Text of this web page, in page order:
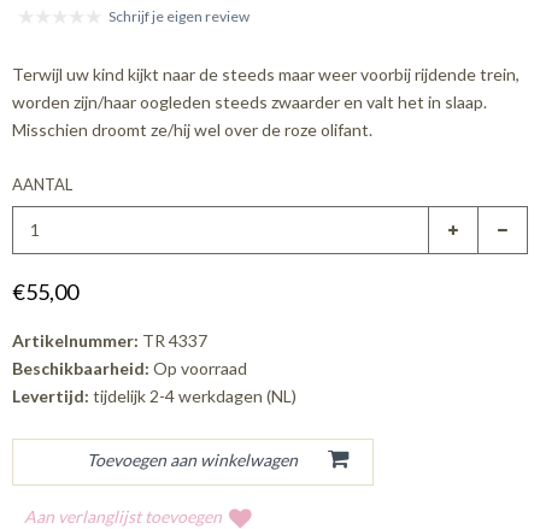
Schrijf je eigen review
Terwijl uw kind kijkt naar de steeds maar weer voorbij rijdende trein,
worden zijn/haar oogleden steeds zwaarder en valt het in slaap.
Misschien droomt ze/hij wel over de roze olifant.
AANTAL
€55,00
Artikelnummer: TR 4337
Beschikbaarheid: Op voorraad
Levertijd: tijdelijk 2-4 werkdagen (NL)
Aan verlanglijst toevoegen